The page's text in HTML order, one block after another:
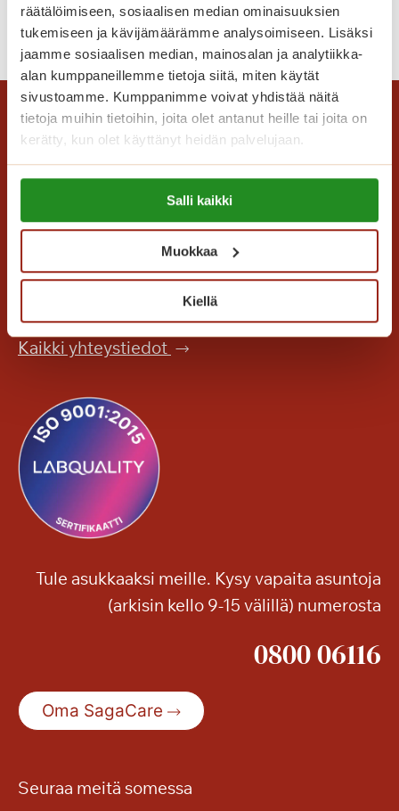
räätälöimiseen, sosiaalisen median ominaisuuksien
tukemiseen ja kävijämäärämme analysoimiseen. Lisäksi
jaamme sosiaalisen median, mainosalan ja analytiikka-
alan kumppaneillemme tietoja siitä, miten käytät
sivustoamme. Kumppanimme voivat yhdistää näitä
tietoja muihin tietoihin, joita olet antanut heille tai joita on
kerätty, kun olet käyttänyt heidän palvelujaan.
Lue lisää evästeistä:
https://sagacare.fi/evasteet/
Salli kaikki
Muokkaa
Kiellä
t
t
ä
v
ä
t
m
u
s
t
l
Lue lisää
L
o
m
a
o
n
n
e
Saga Care Finland Oy
Mannerheimintie 164 PL 11
Kaikki yhteystiedot
Tule asukkaaksi meille. Kysy vapaita asuntoja
(arkisin kello 9-15 välillä) numerosta
0800 06116
Oma SagaCare
Seuraa meitä somessa